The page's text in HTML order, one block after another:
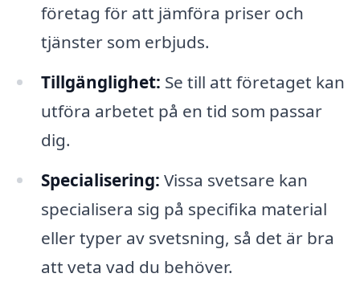
företag för att jämföra priser och
tjänster som erbjuds.
Tillgänglighet: Se till att företaget kan
utföra arbetet på en tid som passar
dig.
Specialisering: Vissa svetsare kan
specialisera sig på specifika material
eller typer av svetsning, så det är bra
att veta vad du behöver.